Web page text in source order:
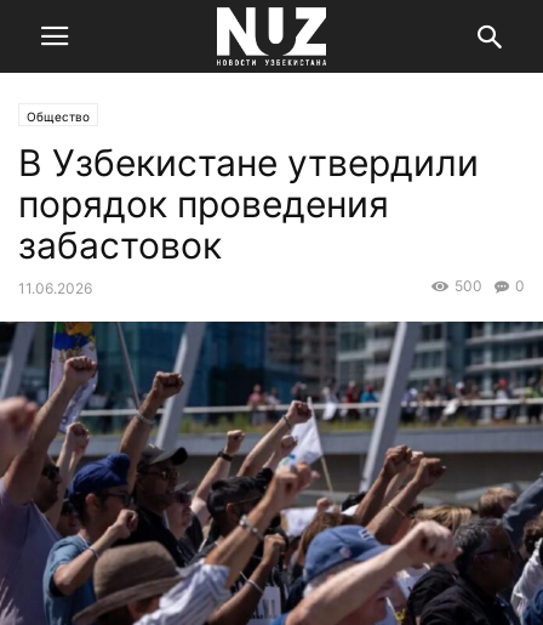
Общество
В Узбекистане утвердили
порядок проведения
забастовок
11.06.2026 0
500